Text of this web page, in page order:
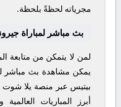
مجرياته لحظةً بلحظة.
بث مباشر لمباراة
لمن لا يتمكن من متابعة
يمكن مشاهدة بث مباشر
بيتيس عبر منصة يلا شوت
أبرز المباريات